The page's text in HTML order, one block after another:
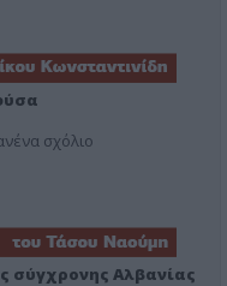
σχόλιο
σύγχρονης Αλβανίας